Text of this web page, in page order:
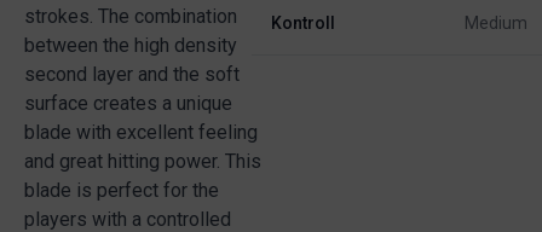
strokes. The combination
between the high density
second layer and the soft
surface creates a unique
blade with excellent feeling
and great hitting power. This
blade is perfect for the
players with a controlled
Kontroll Medium